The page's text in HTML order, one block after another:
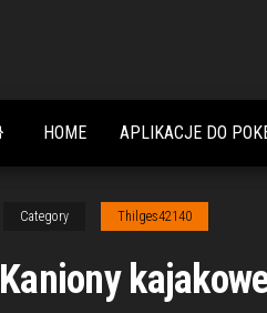
HOME APLIKACJE DO
Category Thilges42140
Kaniony